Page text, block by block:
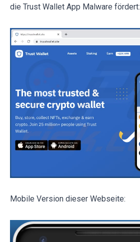
die Trust Wallet App Malware fördert:
Mobile Version dieser Webseite: